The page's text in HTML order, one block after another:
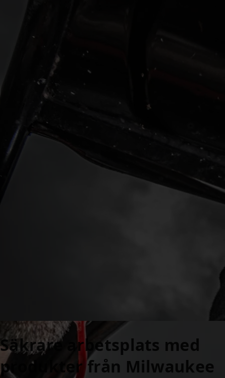
Säkrare arbetsplats med
produkter från Milwaukee